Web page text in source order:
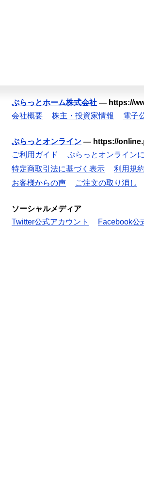
ぷらっとホーム株式会社 — https://
会社概要
株主・投資家情報 電子
ぷらっとオンライン — https://
ご利用ガイド
ぷらっとオンライン
特定商取引法に基づく表示
利用規約
お客様からの声
ご注文の取り消し
ソーシャルメディア
Twitter公式アカウント
Facebook公